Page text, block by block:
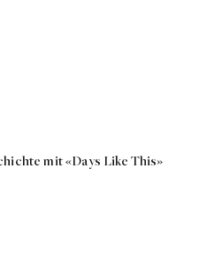
mit «Days Like This»